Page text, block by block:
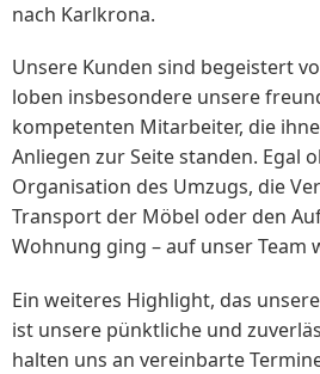
nach Karlkrona.
Unsere Kunden sind begeistert
loben insbesondere unsere
kompetenten Mitarbeiter, die
Anliegen zur Seite standen. Egal
Organisation des Umzugs, die
Transport der Möbel oder den
Wohnung ging – auf unser Team
Ein weiteres Highlight, das
ist unsere pünktliche und
halten uns an vereinbarte